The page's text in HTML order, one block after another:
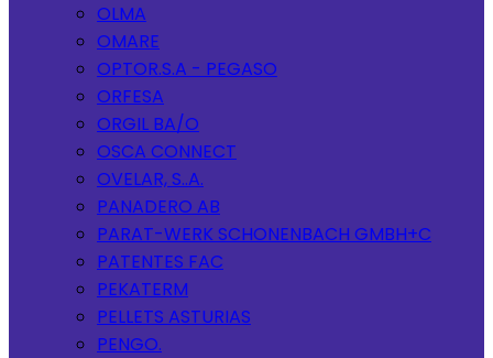
OLMA
OMARE
OPTOR.S.A - PEGASO
ORFESA
ORGIL BA/O
OSCA CONNECT
OVELAR, S..A.
PANADERO AB
PARAT-WERK SCHONENBACH GMBH+C
PATENTES FAC
PEKATERM
PELLETS ASTURIAS
PENGO.